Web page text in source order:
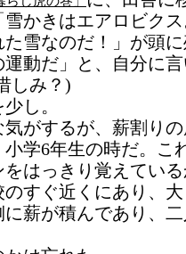
かきはエアロビク
雪なのだ！」が頭
動だ」と、自分に
しみ？)
し。
がするが、薪割り
学6年生の時だ。こ
はっきり覚えてい
すぐ近くにあり、
薪が積んであり、